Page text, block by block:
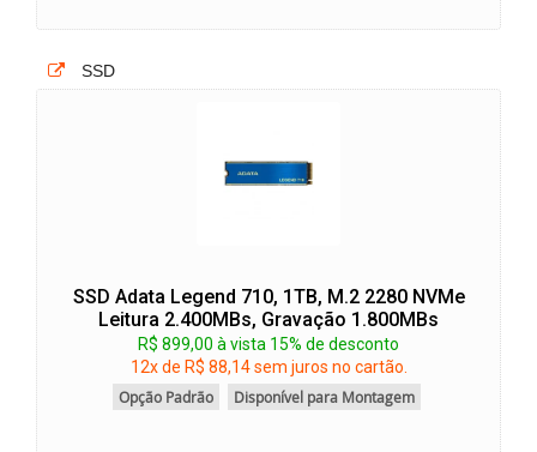
SSD
SSD Adata Legend 710, 1TB, M.2 2280 NVMe
Leitura 2.400MBs, Gravação 1.800MBs
R$ 899,00 à vista 15% de desconto
12x de R$ 88,14 sem juros no cartão.
Opção Padrão
Disponível para Montagem